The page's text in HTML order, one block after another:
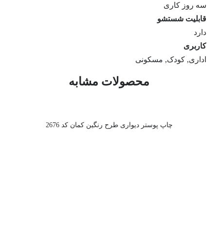
سه روز کاری
قابلیت شستشو
دارد
کاربری
اداری, کودک, مسکونی
محصولات مشابه
چاپ پوستر دیواری طرح رنگین کمان کد 2676